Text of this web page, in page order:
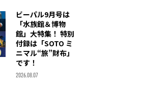
ビーパル9月号は
「水族館＆博物
館」大特集！ 特別
付録は「SOTO ミ
ニマル“旅”財布」
です！
2026.08.07